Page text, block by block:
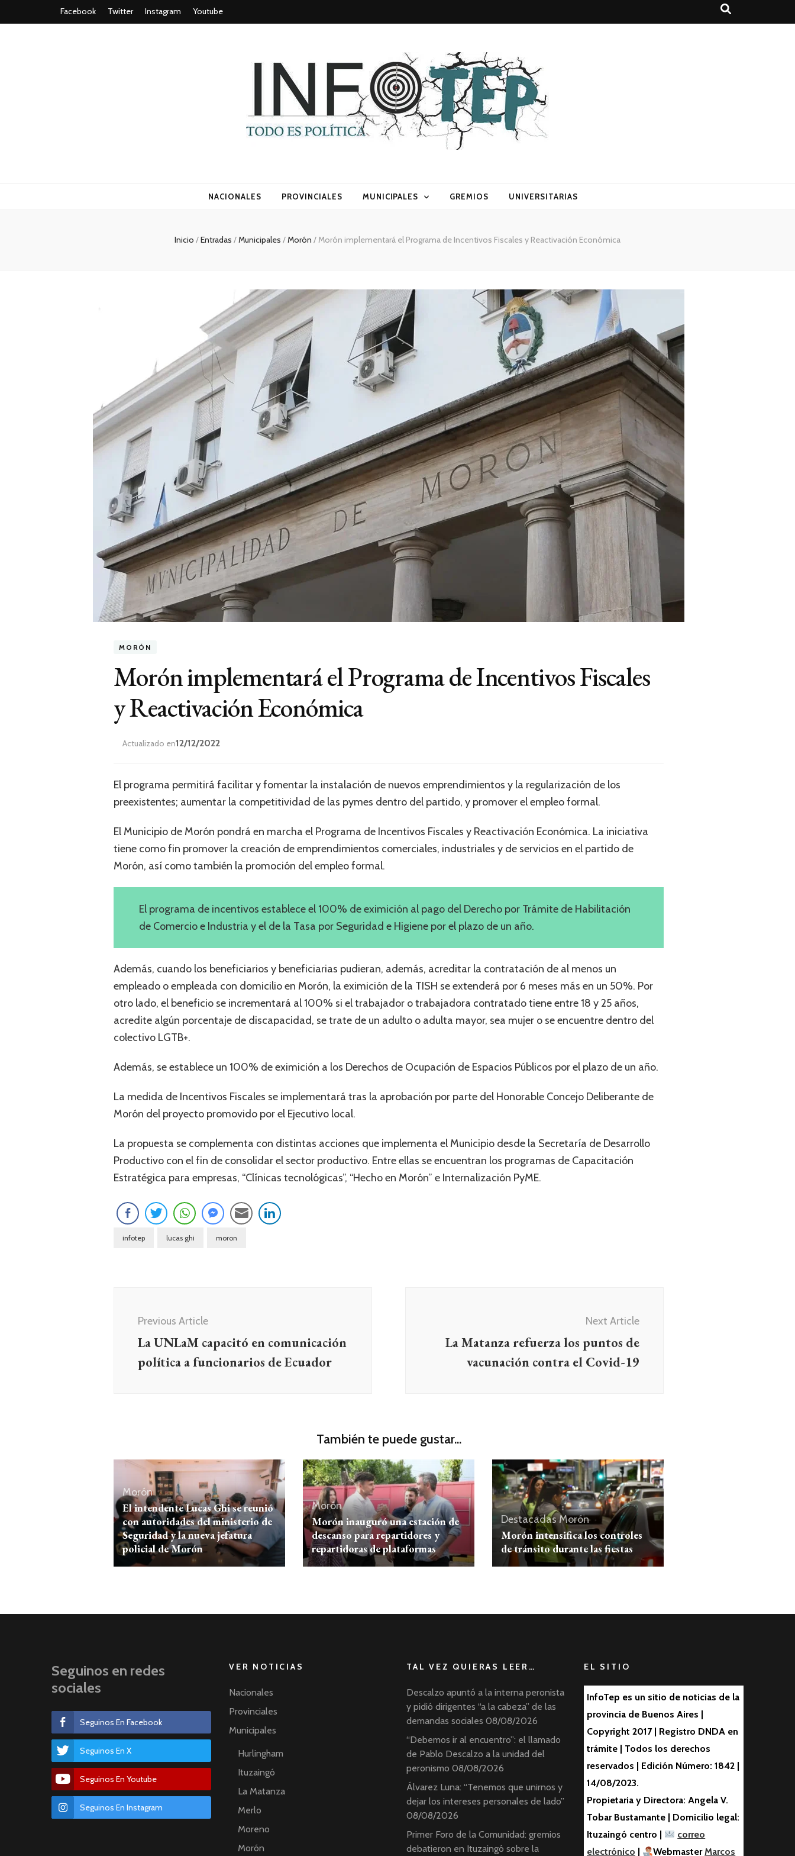
Facebook Twitter Instagram Youtube
Todo es (rosca) política
NACIONALES PROVINCIALES MUNICIPALES GREMIOS UNIVERSITARIAS
Inicio /Entradas /Municipales /Morón /Morón implementará el Programa de Incentivos Fiscales y Reactivación Económica
MORÓN
Morón implementará el Programa de Incentivos Fiscales
y Reactivación Económica
Actualizado en12/12/2022
El programa permitirá facilitar y fomentar la instalación de nuevos emprendimientos y la regularización de los
preexistentes; aumentar la competitividad de las pymes dentro del partido, y promover el empleo formal.
El Municipio de Morón pondrá en marcha el Programa de Incentivos Fiscales y Reactivación Económica. La iniciativa
tiene como fin promover la creación de emprendimientos comerciales, industriales y de servicios en el partido de
Morón, así como también la promoción del empleo formal.
El programa de incentivos establece el 100% de eximición al pago del Derecho por Trámite de Habilitación
de Comercio e Industria y el de la Tasa por Seguridad e Higiene por el plazo de un año.
Además, cuando los beneficiarios y beneficiarias pudieran, además, acreditar la contratación de al menos un
empleado o empleada con domicilio en Morón, la eximición de la TISH se extenderá por 6 meses más en un 50%. Por
otro lado, el beneficio se incrementará al 100% si el trabajador o trabajadora contratado tiene entre 18 y 25 años,
acredite algún porcentaje de discapacidad, se trate de un adulto o adulta mayor, sea mujer o se encuentre dentro del
colectivo LGTB+.
Además, se establece un 100% de eximición a los Derechos de Ocupación de Espacios Públicos por el plazo de un año.
La medida de Incentivos Fiscales se implementará tras la aprobación por parte del Honorable Concejo Deliberante de
Morón del proyecto promovido por el Ejecutivo local.
La propuesta se complementa con distintas acciones que implementa el Municipio desde la Secretaría de Desarrollo
Productivo con el fin de consolidar el sector productivo. Entre ellas se encuentran los programas de Capacitación
Estratégica para empresas, “Clínicas tecnológicas”, “Hecho en Morón” e Internalización PyME.
infotep lucas ghi moron
entradas
Previous Article
La UNLaM capacitó en comunicación
política a funcionarios de Ecuador
Next Article
La Matanza refuerza los puntos de
vacunación contra el Covid-19
También te puede gustar...
Morón
El intendente Lucas Ghi se reunió
con autoridades del ministerio de
Seguridad y la nueva jefatura
policial de Morón
Morón
Morón inauguró una estación de
descanso para repartidores y
repartidoras de plataformas
DestacadasMorón
Morón intensifica los controles
de tránsito durante las fiestas
Seguinos en redes
sociales
Seguinos En Facebook
Seguinos En X
Seguinos En Youtube
Seguinos En Instagram
VER NOTICIAS
Nacionales
Provinciales
Municipales
Hurlingham
Ituzaingó
La Matanza
Merlo
Moreno
Morón
TAL VEZ QUIERAS LEER…
Descalzo apuntó a la interna peronista
y pidió dirigentes “a la cabeza” de las
demandas sociales 08/08/2026
“Debemos ir al encuentro”: el llamado
de Pablo Descalzo a la unidad del
peronismo 08/08/2026
Álvarez Luna: “Tenemos que unirnos y
dejar los intereses personales de lado”
08/08/2026
Primer Foro de la Comunidad: gremios
debatieron en Ituzaingó sobre la
EL SITIO
InfoTep es un sitio de noticias de la
provincia de Buenos Aires |
Copyright 2017 | Registro DNDA en
trámite | Todos los derechos
reservados | Edición Número: 1842 |
14/08/2023.
Propietaria y Directora: Angela V.
Tobar Bustamante | Domicilio legal:
Ituzaingó centro |
correo
electrónico
WebmasterMarcos